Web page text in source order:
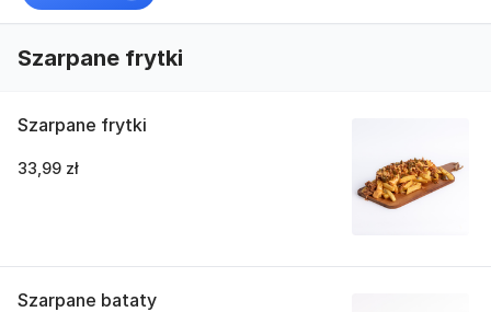
Szarpane frytki
Szarpane frytki
33,99 zł
Szarpane bataty